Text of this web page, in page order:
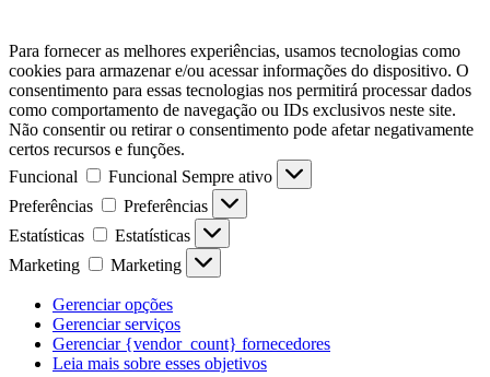
Para fornecer as melhores experiências, usamos tecnologias como
cookies para armazenar e/ou acessar informações do dispositivo. O
consentimento para essas tecnologias nos permitirá processar dados
como comportamento de navegação ou IDs exclusivos neste site.
Não consentir ou retirar o consentimento pode afetar negativamente
certos recursos e funções.
Funcional
Funcional Sempre ativo
Preferências
Preferências
Estatísticas
Estatísticas
Marketing
Marketing
Gerenciar opções
Gerenciar serviços
Gerenciar {vendor_count} fornecedores
Leia mais sobre esses objetivos